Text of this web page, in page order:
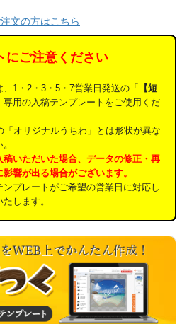
文の方はこちら
にご注意ください
1・2・3・5・7営業日発送の「
【短
専用の入稿テンプレートをご使用くだ
「オリジナルうちわ」とは形状が異な
いただいた場合、データの修正・再
響が出る場合がございます。
プレートがご希望の営業日に対応し
します。